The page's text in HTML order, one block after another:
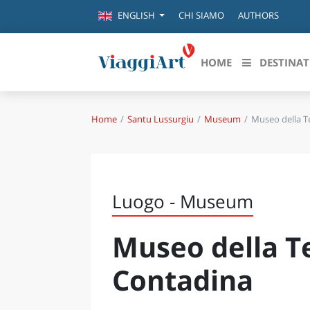
ENGLISH CHI SIAMO AUTHORS
HOME
Destinazioni in evidenza
FIRENZE
NAPOLI
BOLOGNA
LA SILA
IL SALENTO
Home Santu Lussurgiu Museum Museo della
Luogo - Museum
Museo della
Contadina